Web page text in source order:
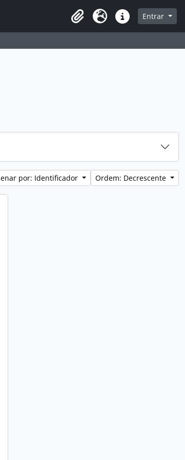
de navegação
Idioma Atalhos Entrar
por: Identificador Ordem: Decrescente
a área de transferência